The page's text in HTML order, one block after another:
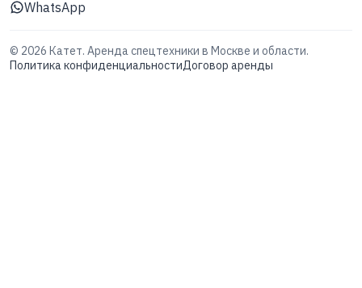
WhatsApp
© 2026 Катет. Аренда спецтехники в Москве и области.
Политика конфиденциальностиДоговор аренды